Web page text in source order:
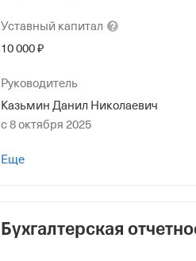
Уставный капитал
10 000 ₽
Руководитель
Казьмин Данил Николаевич
с 8 октября 2025
Казьмин Данил Николаевич
Форма
Средний бизнес
Еще
Бухгалтерская